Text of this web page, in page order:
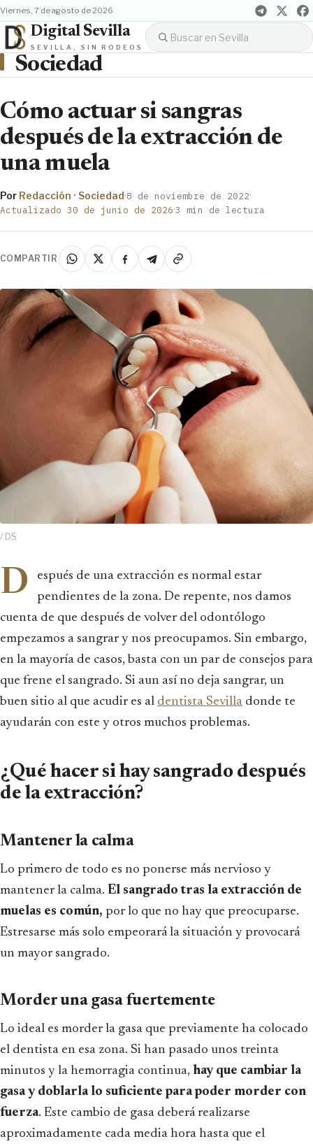
viernes, 7 de agosto de 2026
Digital Sevilla
SEVILLA, SIN RODEOS
Sociedad
Cómo actuar si sangras
después de la extracción de
una muela
Por Redacción · Sociedad·8 de noviembre de 2022·
Actualizado 30 de junio de 2026·3 min de lectura
COMPARTIR
/ DS
D
espués de una extracción es normal estar
pendientes de la zona. De repente, nos damos
cuenta de que después de volver del odontólogo
empezamos a sangrar y nos preocupamos. Sin embargo,
en la mayoría de casos, basta con un par de consejos para
que frene el sangrado. Si aun así no deja sangrar, un
buen sitio al que acudir es al dentista Sevilla donde te
ayudarán con este y otros muchos problemas.
¿Qué hacer si hay sangrado después
de la extracción?
Mantener la calma
Lo primero de todo es no ponerse más nervioso y
mantener la calma. El sangrado tras la extracción de
muelas es común, por lo que no hay que preocuparse.
Estresarse más solo empeorará la situación y provocará
un mayor sangrado.
Morder una gasa fuertemente
Lo ideal es morder la gasa que previamente ha colocado
el dentista en esa zona. Si han pasado unos treinta
minutos y la hemorragia continua, hay que cambiar la
gasa y doblarla lo suficiente para poder morder con
fuerza. Este cambio de gasa deberá realizarse
aproximadamente cada media hora hasta que el